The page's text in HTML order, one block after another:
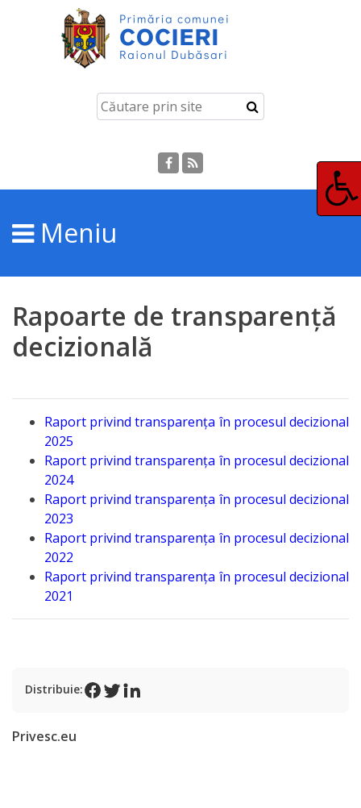
Cocieri
localității
Demografie
Programe
și
Proiecte
Strategii
Primăria
Primarul
Organigrama
Rapoarte
Funcții
Meniu
Rapoarte de transparență
decizională
Raport privind transparența în procesul decizional
2025
Raport privind transparența în procesul decizional
2024
Raport privind transparența în procesul decizional
2023
Raport privind transparența în procesul decizional
2022
Raport privind transparența în procesul decizional
2021
Distribuie:
Privesc.eu